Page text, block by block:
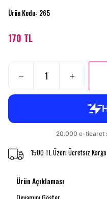
Ürün Kodu: 265
170 TL
1500 TL Üzeri Ücretsiz Kargo
Ürün Açıklaması